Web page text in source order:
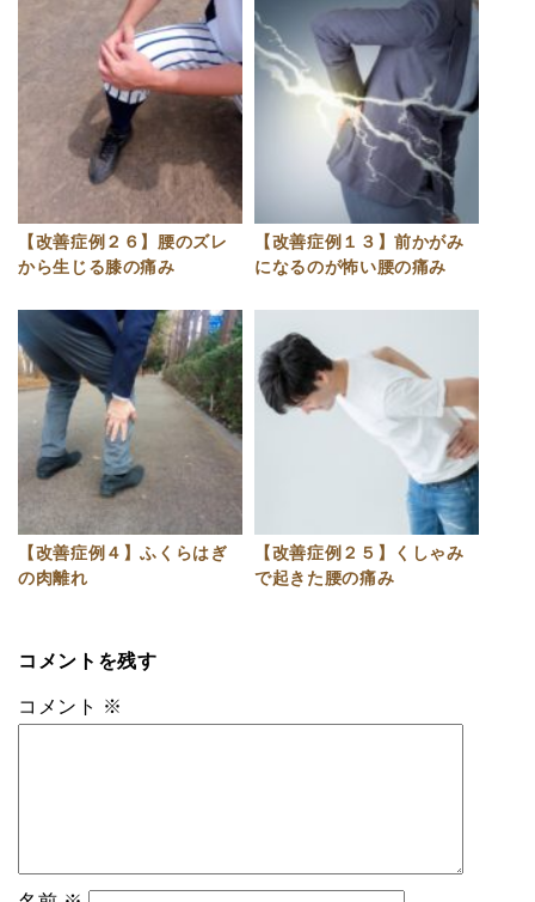
【改善症例２６】腰のズレ
から生じる膝の痛み
【改善症例１３】前かがみ
になるのが怖い腰の痛み
【改善症例４】ふくらはぎ
の肉離れ
【改善症例２５】くしゃみ
で起きた腰の痛み
コメントを残す
コメント ※